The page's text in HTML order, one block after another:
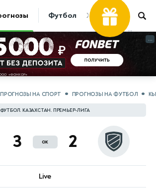
Футбол Хоккей Теннис
Фрибет
30 000 ₽
...
...
ПРОГНОЗЫ НА СПОРТ ПРОГНОЗЫ НА ФУТБОЛ
ФУТБОЛ. КАЗАХСТАН. ПРЕМЬЕР-ЛИГА
3 ок 2
Live